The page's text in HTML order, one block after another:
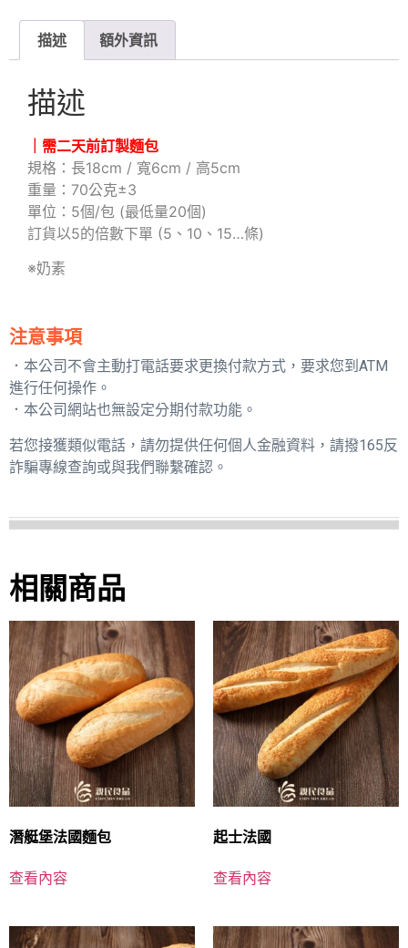
描述 額外資訊
描述
｜需二天前訂製麵包
規格：長18cm / 寬6cm / 高5cm
重量：70公克±3
單位：5個/包 (最低量20個)
訂貨以5的倍數下單 (5、10、15…條)
※奶素
注意事項
．本公司不會主動打電話要求更換付款方式，要求您到ATM
進行任何操作。
．本公司網站也無設定分期付款功能。
若您接獲類似電話，請勿提供任何個人金融資料，請撥165反
詐騙專線查詢或與我們聯繫確認。
相關商品
潛艇堡法國麵包
查看內容
起士法國
查看內容